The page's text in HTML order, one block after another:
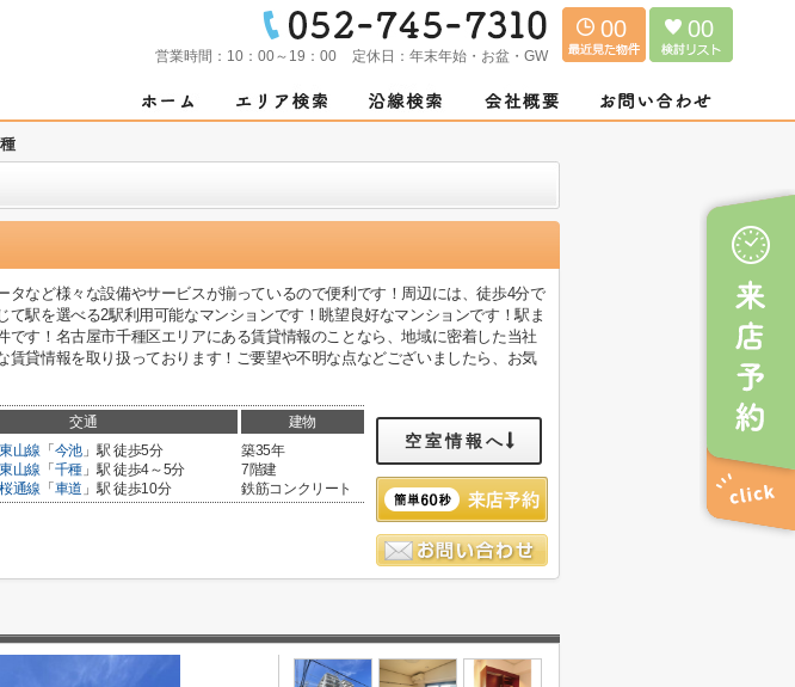
営業時間： 10：00～19：00 定休日： 年末年始・お盆・GW
00 00
タなど様々な設備やサービスが揃っているので便利です！周辺には、徒歩4分で
て駅を選べる2駅利用可能なマンションです！眺望良好なマンションです！駅ま
です！名古屋市千種区エリアにある賃貸情報のことなら、地域に密着した当社
賃貸情報を取り扱っております！ご要望や不明な点などございましたら、お気
交通 建物
山線 「 今池 」駅 徒歩5分
山線 「 千種 」駅 徒歩4～5分
通線 「 車道 」駅 徒歩10分
築35年
7階建
鉄筋コンクリート
空室情報へ